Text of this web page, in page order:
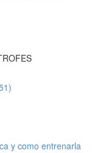
y como entrenarla